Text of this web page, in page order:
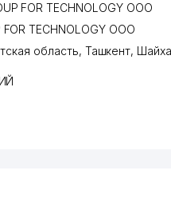
FOR TECHNOLOGY ООО
FOR TECHNOLOGY ООО
область, Ташкент,